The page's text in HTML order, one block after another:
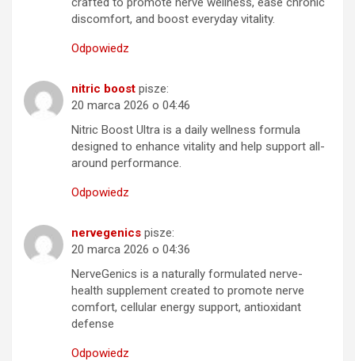
discomfort, and boost everyday vitality.
Odpowiedz
nitric boost pisze:
20 marca 2026 o 04:46
Nitric Boost Ultra is a daily wellness formula
designed to enhance vitality and help support all-
around performance.
Odpowiedz
nervegenics pisze:
20 marca 2026 o 04:36
NerveGenics is a naturally formulated nerve-
health supplement created to promote nerve
comfort, cellular energy support, antioxidant
defense
Odpowiedz